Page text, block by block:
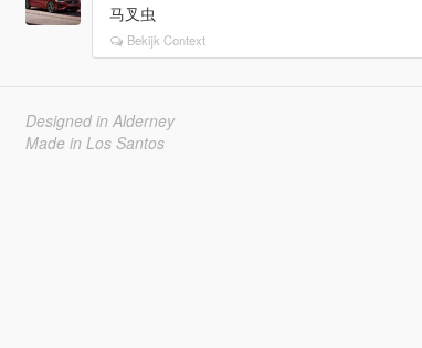
马叉虫
Bekijk Context
Designed in Alderney
Made in Los Santos